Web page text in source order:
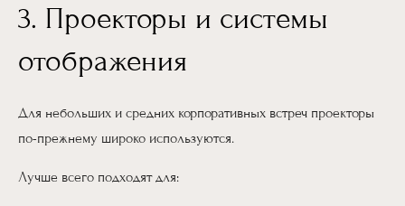
3. Проекторы и системы
отображения
Для небольших и средних корпоративных встреч проекторы
по-прежнему широко используются.
Лучше всего подходят для: